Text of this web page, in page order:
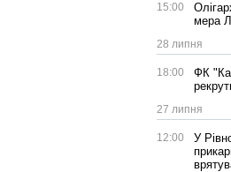
15:00
мера
28 липня
18:00
ФК
27 липня
12:00
У